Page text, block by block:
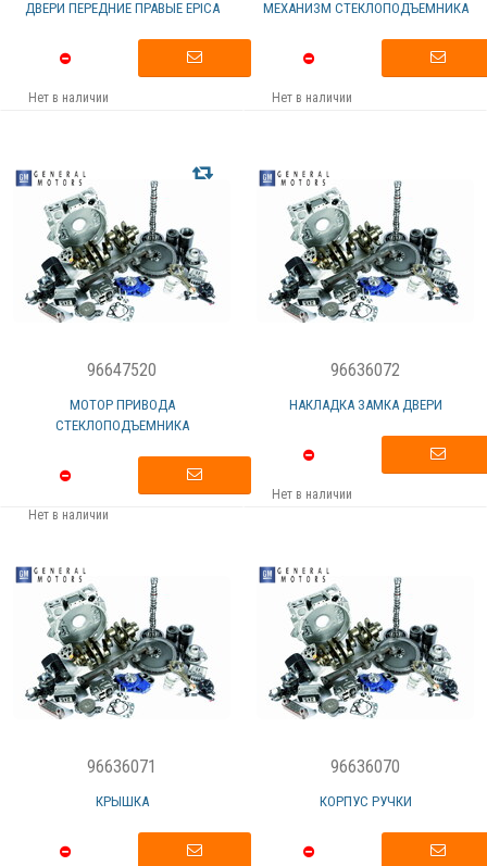
ДВЕРИ ПЕРЕДНИЕ ПРАВЫЕ EPICA
Нет в наличии
МЕХАНИЗМ СТЕКЛОПОДЪЕМНИКА
Нет в наличии
96647520
МОТОР ПРИВОДА
СТЕКЛОПОДЪЕМНИКА
Нет в наличии
96636072
НАКЛАДКА ЗАМКА ДВЕРИ
Нет в наличии
96636071
КРЫШКА
96636070
КОРПУС РУЧКИ